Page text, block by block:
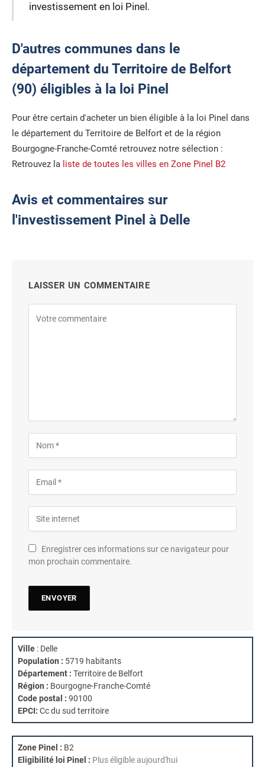
investissement en loi Pinel.
D'autres communes dans le
département du Territoire de Belfort
(90) éligibles à la loi Pinel
Pour être certain d'acheter un bien éligible à la loi Pinel dans
le département du Territoire de Belfort et de la région
Bourgogne-Franche-Comté retrouvez notre sélection :
Retrouvez la liste de toutes les villes en Zone Pinel B2
Avis et commentaires sur
l'investissement Pinel à Delle
LAISSER UN COMMENTAIRE
Enregistrer ces informations sur ce navigateur pour
mon prochain commentaire.
Ville : Delle
Population : 5719 habitants
Département : Territoire de Belfort
Région : Bourgogne-Franche-Comté
Code postal : 90100
EPCI: Cc du sud territoire
Zone Pinel : B2
Eligibilité loi Pinel : Plus éligible aujourd'hui